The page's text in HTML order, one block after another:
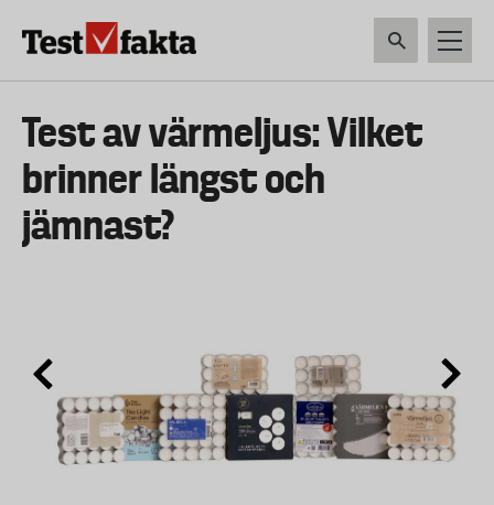
Huvudmeny
ny
Test av värmeljus: Vilket
brinner längst och
jämnast?